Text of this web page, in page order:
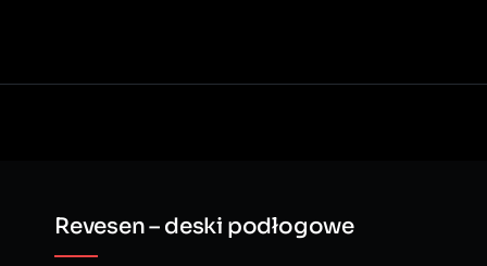
Revesen – deski podłogowe